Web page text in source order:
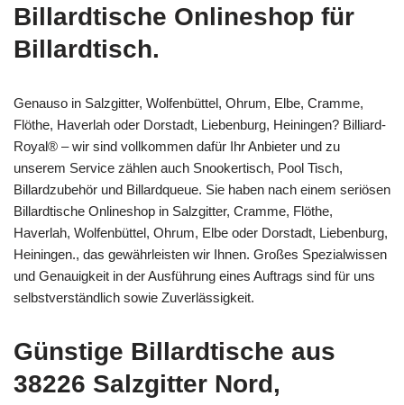
Billardtische Onlineshop für
Billardtisch.
Genauso in Salzgitter, Wolfenbüttel, Ohrum, Elbe, Cramme,
Flöthe, Haverlah oder Dorstadt, Liebenburg, Heiningen? Billiard-
Royal® – wir sind vollkommen dafür Ihr Anbieter und zu
unserem Service zählen auch Snookertisch, Pool Tisch,
Billardzubehör und Billardqueue. Sie haben nach einem seriösen
Billardtische Onlineshop in Salzgitter, Cramme, Flöthe,
Haverlah, Wolfenbüttel, Ohrum, Elbe oder Dorstadt, Liebenburg,
Heiningen., das gewährleisten wir Ihnen. Großes Spezialwissen
und Genauigkeit in der Ausführung eines Auftrags sind für uns
selbstverständlich sowie Zuverlässigkeit.
Günstige Billardtische aus
38226 Salzgitter Nord,